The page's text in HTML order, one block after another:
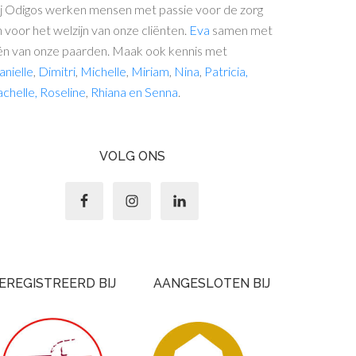
Odigos werken mensen met passie voor de zorg
voor het welzijn van onze cliënten. Eva samen met
van onze paarden. Maak ook kennis met
, Dimitri, Michelle, Miriam, Nina, Patricia,
Roseline, Rhiana en Senna.
VOLG ONS
BIJ AANGESLOTEN BIJ